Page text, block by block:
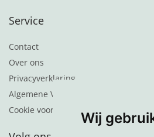
Wij
Service
Contact
Over ons
Privacyverklaring
Algemene Voorwaarden
Cookie voorkeuren